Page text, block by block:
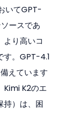
いてGPT-
ースであ
より高いコ
す。GPT-4.1
えています
Kimi K2のエ
持）は、困